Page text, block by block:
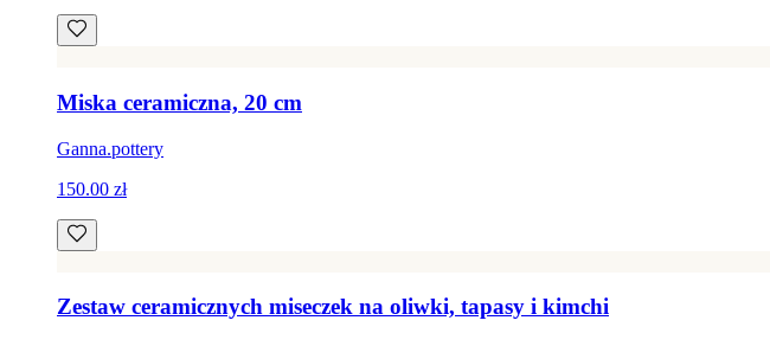
Miska ceramiczna, 20 cm
Ganna.pottery
150.00 zł
Zestaw ceramicznych miseczek na oliwki, tapasy i kimchi